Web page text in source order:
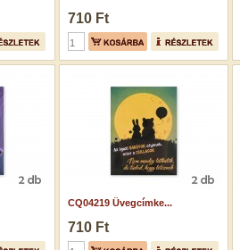
710 Ft
CQ04219 Üvegcímke...
710 Ft